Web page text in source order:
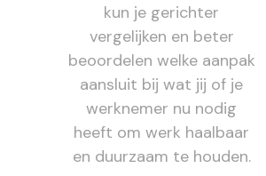
kun je gerichter
vergelijken en beter
beoordelen welke aanpak
aansluit bij wat jij of je
werknemer nu nodig
heeft om werk haalbaar
en duurzaam te houden.